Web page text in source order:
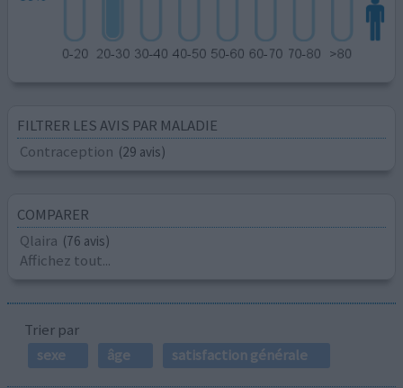
FILTRER LES AVIS PAR MALADIE
Contraception (29 avis)
COMPARER
Qlaira (76 avis)
Affichez tout...
Trier par
sexe
âge satisfaction générale